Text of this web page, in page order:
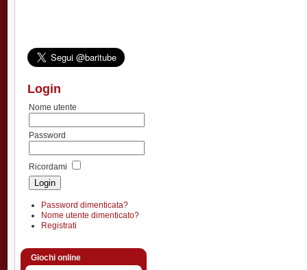
Login
Nome utente
Password
Ricordami
Password dimenticata?
Nome utente dimenticato?
Registrati
Giochi online